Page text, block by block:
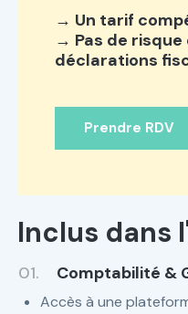
→ Un tarif
→ Pas de risque
déclarations
Prendre RDV
Inclus dans
01. Comptabilité &
Accès à une